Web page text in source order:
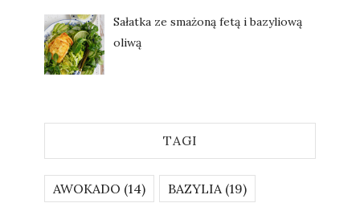
Sałatka ze smażoną fetą i bazyliową
oliwą
TAGI
AWOKADO (14) BAZYLIA(19)